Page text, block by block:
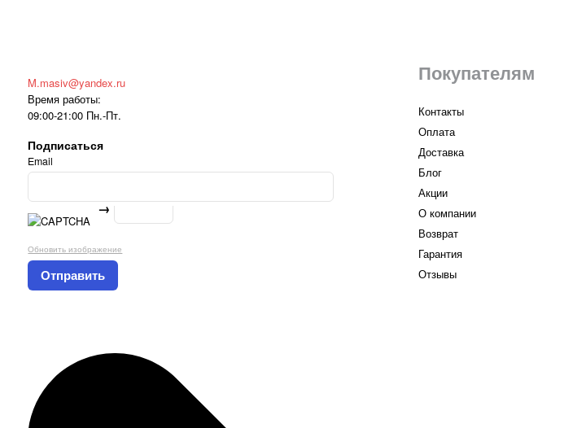
M.masiv@yandex.ru
Время работы:
09:00-21:00 Пн.-Пт.
Подписаться
Email
→
Обновить изображение
Покупателям
Контакты
Оплата
Доставка
Блог
Акции
О компании
Возврат
Гарантия
Отзывы